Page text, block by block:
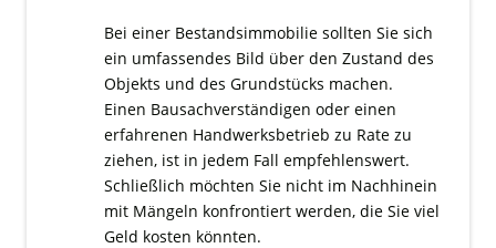
Bei einer Bestandsimmobilie sollten Sie sich
ein umfassendes Bild über den Zustand des
Objekts und des Grundstücks machen.
Einen Bausachverständigen oder einen
erfahrenen Handwerksbetrieb zu Rate zu
ziehen, ist in jedem Fall empfehlenswert.
Schließlich möchten Sie nicht im Nachhinein
mit Mängeln konfrontiert werden, die Sie viel
Geld kosten könnten.